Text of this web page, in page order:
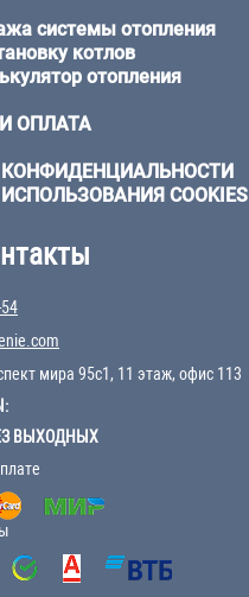
системы отопления
котлов
отопления
ОПЛАТА
COOKIES
мира 95с1, 11 этаж, офис 113
ВЫХОДНЫХ